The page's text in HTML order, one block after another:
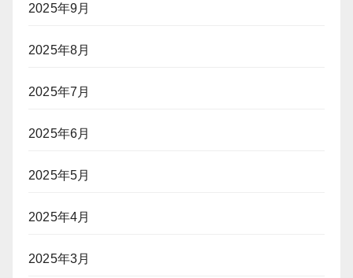
2025年9月
2025年8月
2025年7月
2025年6月
2025年5月
2025年4月
2025年3月